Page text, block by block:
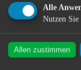
Alle
Nutzen
Allen zustimmen